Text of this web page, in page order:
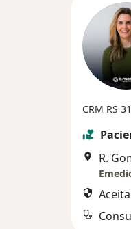
CRM RS